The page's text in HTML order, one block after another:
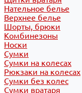
Нательное белье
Верхнее белье
Шорты, брюки
Комбинезоны
Носки
Сумки
Сумки на колесах
Рюкзаки на колесах
Сумки без колес
Сумки вратаря